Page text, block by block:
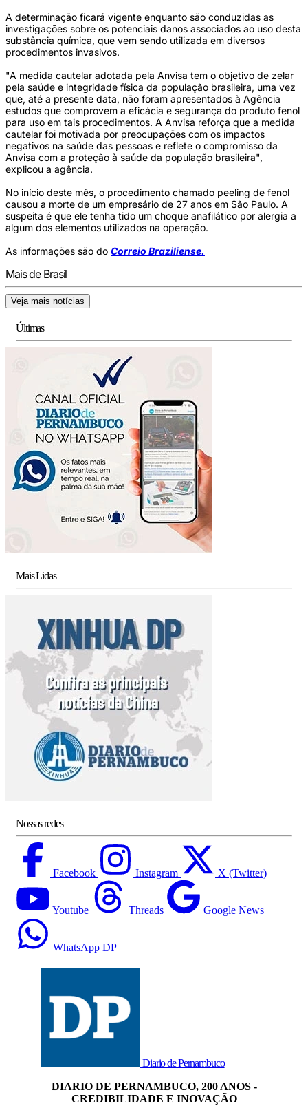
A determinação ficará vigente enquanto são conduzidas as
investigações sobre os potenciais danos associados ao uso desta
substância química, que vem sendo utilizada em diversos
procedimentos invasivos.
"A medida cautelar adotada pela Anvisa tem o objetivo de zelar
pela saúde e integridade física da população brasileira, uma vez
que, até a presente data, não foram apresentados à Agência
estudos que comprovem a eficácia e segurança do produto fenol
para uso em tais procedimentos. A Anvisa reforça que a medida
cautelar foi motivada por preocupações com os impactos
negativos na saúde das pessoas e reflete o compromisso da
Anvisa com a proteção à saúde da população brasileira",
explicou a agência.
No início deste mês, o procedimento chamado peeling de fenol
causou a morte de um empresário de 27 anos em São Paulo. A
suspeita é que ele tenha tido um choque anafilático por alergia a
algum dos elementos utilizados na operação.
As informações são do Correio Braziliense.
Mais de Brasil
Veja mais notícias
Últimas
Mais Lidas
Nossas redes
Facebook Instagram X (Twitter)
Youtube Threads Google News
WhatsApp DP
Diario de Pernambuco
DIARIO DE PERNAMBUCO, 200 ANOS -
CREDIBILIDADE E INOVAÇÃO